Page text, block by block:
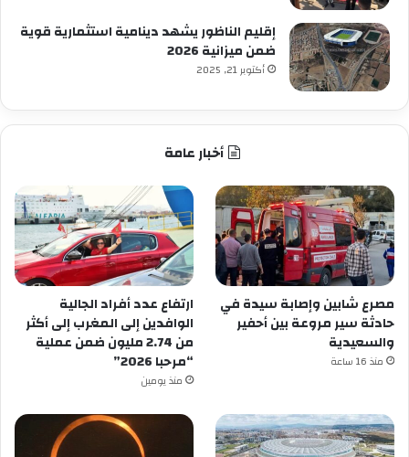
إقليم الناظور يشهد دينامية استثمارية قوية
ضمن ميزانية 2026
أكتوبر 21, 2025
أخبار عامة
مصرع شابين وإصابة سيدة في
حادثة سير مروعة بين أحفير
والسعيدية
منذ 16 ساعة
ارتفاع عدد أفراد الجالية
الوافدين إلى المغرب إلى أكثر
من 2.74 مليون ضمن عملية
“مرحبا 2026”
منذ يومين